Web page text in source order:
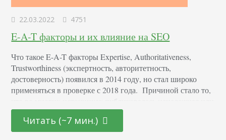
22.03.2022 4751
E-A-T факторы и их влияние на SEO
Что такое E-A-T факторы Expertise, Authoritativeness,
Trustworthiness (экспертность, авторитетность,
достоверность) появился в 2014 году, но стал широко
применяться в проверке с 2018 года. Причиной стало то,
что во многих источниках публиковалась ненадежная или
фейковая информация. Особенно это было опасно, если
сведения могли повлиять на жизнь и здоровье людей.
Многие владельцы блогов, не задумываясь о качестве,
Читать (~7 мин.)